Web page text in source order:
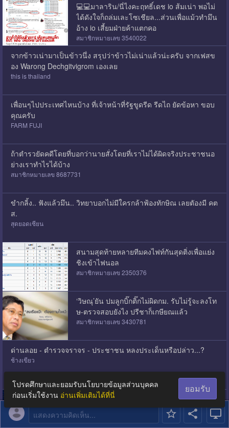
แสดงความคิดเห็น...
💻💻มาลาริน/นี่ไงคะฤทธิ์เดช io ส้มเน่า พอไม่
ได้ดังใจก็ถล่มเละโซเชียล...ส่วนเพื่อแม้วทำมึน
อ้าง io เสี้ยมฝ่ายค้าแตกคอ
สมาชิกหมายเลข 3540022
จากข้าวเน่ามาเป็นข้าวนึ่ง สรุปว่าข้าวไม่เน่าแล้วน่ะครับ จากเฟสข
อง Warong Dechgitvigrom เองเลย
this is thailand
เพื่อนๆไปประเทศไหนบ้าง ที่เจ้าหน้าที่รัฐขูดรีด รีดไถ ยัดข้อหา ขอบ
คุณครับ
FARM FUJI
ถ้าตำรวยัดคดีโดยที่บอกว่านายสั่งโดยที่เราไม่ได้ผิดจริงประชาชนอ
ย่างเราทำไรได้บ้าง
สมาชิกหมายเลข 8687731
ขำกลิ้ง.. ฟังแล้วมึน.. วิทยาบอกไม่มีใครกล้าฟ้องทักษิณ เลยตัองมี คต
ส.
สุดยอดเซียน
สนามสุดท้ายหลายทีมคงไฟท์กันสุดติ่งเพื่อแย่ง
ชิงเข้าไฟนอล
สมาชิกหมายเลข 2350376
‘วิษณุ’ยัน ปมลูกบิ๊กติ๊กไม่ผิดกม. รับไม่รู้จะลงโท
ษ-ตรวจสอบยังไง ปรีชาก็เกษียณแล้ว
สมาชิกหมายเลข 3430781
ด่านลอย - ตำรวจจราจร - ประชาชน หลงประเด็นหรือปล่าว...?
ช้างเขียว
ตายแน่ ! กระสอบข้าวทับ โธ่ ! "วรงค์"
เกาะคา
โปรดศึกษาและยอมรับนโยบายข้อมูลส่วนบุคคล
ก่อนเริ่มใช้งาน อ่านเพิ่มเติมได้ที่นี่
ยอมรับ